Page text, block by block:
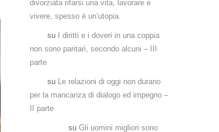
divorziata rifarsi una vita, lavorare e
vivere, spesso è un’utopia.
su
I diritti e i doveri in una coppia
non sono paritari, secondo alcuni – III
parte
su Le relazioni di oggi non durano
per la mancanza di dialogo ed impegno –
II parte
su Gli uomini migliori sono